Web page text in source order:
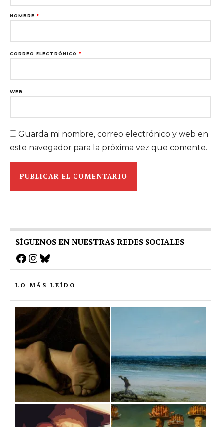
NOMBRE *
CORREO ELECTRÓNICO *
WEB
Guarda mi nombre, correo electrónico y web en
este navegador para la próxima vez que comente.
SÍGUENOS EN NUESTRAS REDES SOCIALES
Facebook
Instagram
Bluesky
LO MÁS LEÍDO